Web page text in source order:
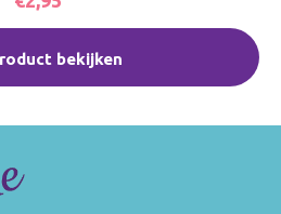
bekijken